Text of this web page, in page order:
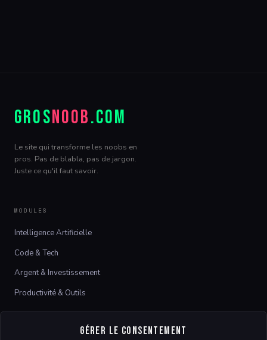
Gérer le consentement
GROSNOOB.COM
Le site qui transforme les noobs en
pros. Pas de blabla, pas de jargon.
Juste ce qu'il faut savoir.
MODULES
Intelligence Artificielle
Code & Tech
Argent & Investissement
Productivité & Outils